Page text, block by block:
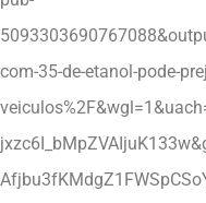
com-35-de-etanol-pode-